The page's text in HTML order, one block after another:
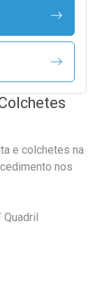
e colchetes na
nos